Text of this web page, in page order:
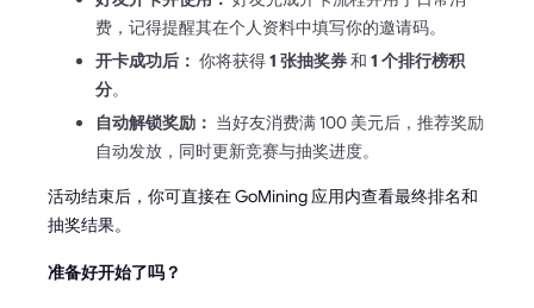
费，记得提醒其在个人资料中填写你的邀请码。
开卡成功后： 你将获得1 张抽奖券和 1 个排行榜积
分。
自动解锁奖励： 当好友消费满 100 美元后，推荐奖励
自动发放，同时更新竞赛与抽奖进度。
活动结束后，你可直接在 GoMining 应用内查看最终排名和
抽奖结果。
准备好开始了吗？